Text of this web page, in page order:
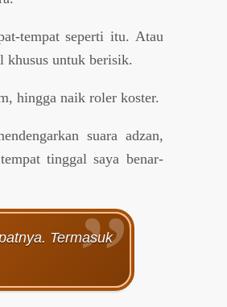
tempat seperti itu. Atau
khusus untuk berisik.
hingga naik roler koster.
suara adzan,
tinggal saya benar-
Termasuk